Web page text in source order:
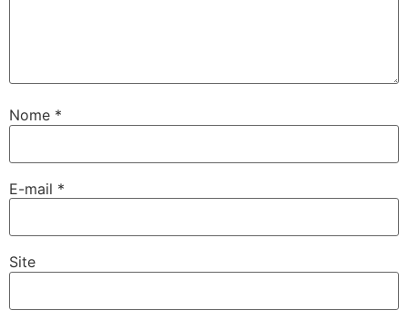
Nome *
E-mail *
Site